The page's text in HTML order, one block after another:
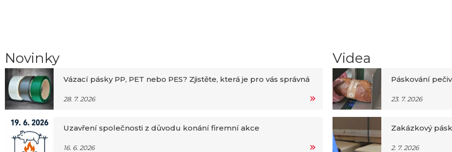
Novinky
Vázací pásky PP, PET nebo PES? Zjistěte, která je pro vás správná
28. 7. 2026
Uzavření společnosti z důvodu konání firemní akce
16. 6. 2026
Videa
Páskování
23. 7. 2026
Zakázkový
2. 7. 2026